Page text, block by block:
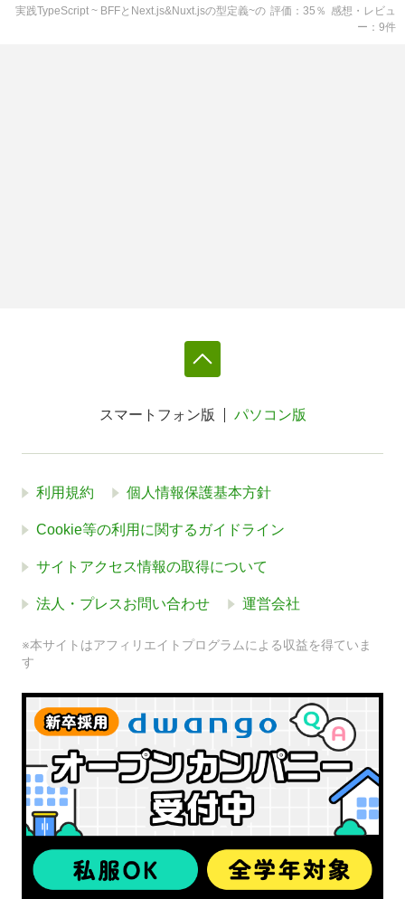
実践TypeScript ~ BFFとNext.js&Nuxt.jsの型定義~の 評価 35 ％ 感想・レビュ
ー
9件
スマートフォン版 パソコン版
利用規約 個人情報保護基本方針
Cookie等の利用に関するガイドライン
サイトアクセス情報の取得について
法人・プレスお問い合わせ 運営会社
※本サイトはアフィリエイトプログラムによる収益を得ていま
す